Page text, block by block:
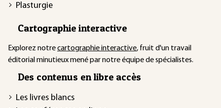
Plasturgie
Cartographie interactive
Explorez notrecartographie interactive, fruit d'un travail
éditorial minutieux mené par notre équipe de spécialistes.
Des contenus en libre accès
Les livres blancs